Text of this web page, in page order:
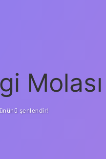
Molası
şenlendir!